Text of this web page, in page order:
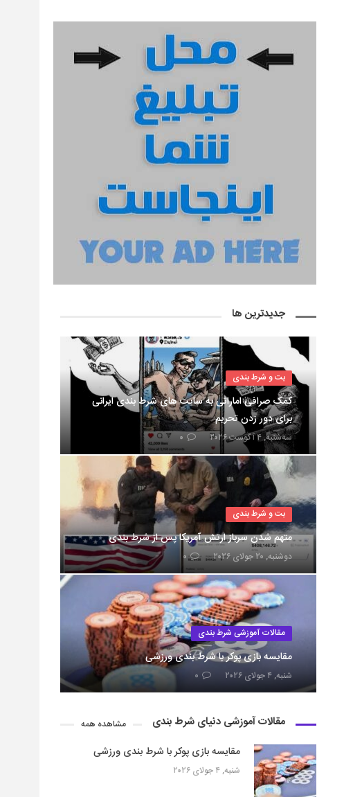
جدیدترین ها
بت و شرط بندی
کمک صرافی اماراتی به سایت های شرط بندی ایرانی
برای دور زدن تحریم
سه‌شنبه, ۴ آگوست ۲۰۲۶ ۰
بت و شرط بندی
متهم شدن سرباز ارتش آمریکا پس از شرط بندی
دوشنبه, ۲۰ جولای ۲۰۲۶ ۰
مقالات آموزشی شرط بندی
مقایسه بازی پوکر با شرط بندی ورزشی
شنبه, ۴ جولای ۲۰۲۶ ۰
مقالات آموزشی دنیای شرط بندی مشاهده همه
مقایسه بازی پوکر با شرط بندی ورزشی
شنبه, ۴ جولای ۲۰۲۶